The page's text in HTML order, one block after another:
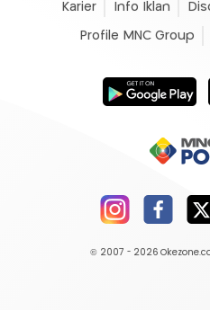
Karier Info Iklan
Profile MNC Group
© 2007 - 2026